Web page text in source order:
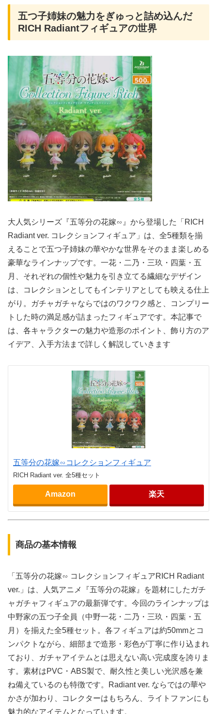
五つ子姉妹の魅力をぎゅっと詰め込んだ
RICH Radiantフィギュアの世界
大人気シリーズ『五等分の花嫁∽』から登場した「RICH
Radiant ver. コレクションフィギュア」は、全5種類を揃
えることで五つ子姉妹の華やかな世界をそのまま楽しめる
豪華なラインナップです。一花・二乃・三玖・四葉・五
月、それぞれの個性や魅力を引き立てる繊細なデザイン
は、コレクションとしてもインテリアとしても映える仕上
がり。ガチャガチャならではのワクワク感と、コンプリー
トした時の満足感が詰まったフィギュアです。本記事で
は、各キャラクターの魅力や造形のポイント、飾り方のア
イデア、入手方法まで詳しく解説していきます
五等分の花嫁∽コレクションフィギュア
RICH Radiant ver. 全5種セット
Amazon 楽天
商品の基本情報
「五等分の花嫁∽ コレクションフィギュアRICH Radiant
ver.」は、人気アニメ『五等分の花嫁』を題材にしたガチ
ャガチャフィギュアの最新弾です。今回のラインナップは
中野家の五つ子全員（中野一花・二乃・三玖・四葉・五
月）を揃えた全5種セット。各フィギュアは約50mmとコ
ンパクトながら、細部まで造形・彩色が丁寧に作り込まれ
ており、ガチャアイテムとは思えない高い完成度を誇りま
す。素材はPVC・ABS製で、耐久性と美しい光沢感を兼
ね備えているのも特徴です。Radiant ver. ならではの華や
かさが加わり、コレクターはもちろん、ライトファンにも
魅力的なアイテムとなっています。